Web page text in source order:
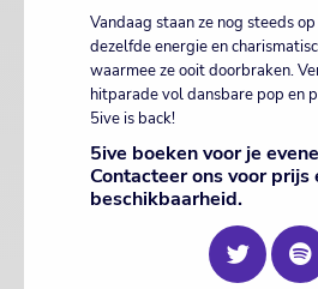
Vandaag staan ze nog steeds
dezelfde energie en
waarmee ze ooit doorbraken.
hitparade vol dansbare pop en
5ive is back!
5ive boeken voor je
Contacteer ons voor prijs
beschikbaarheid.